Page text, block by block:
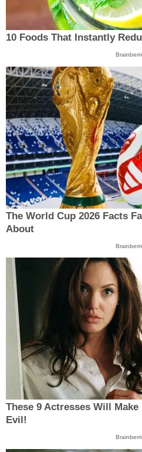
10 Foods That Instantly
The World Cup 2026 Facts
About
These 9 Actresses Will
Evil!